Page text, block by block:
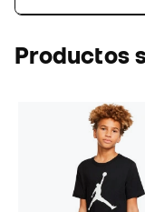
Productos